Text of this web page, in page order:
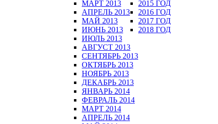
МАРТ 2013
АПРЕЛЬ 2013
МАЙ 2013
ИЮНЬ 2013
ИЮЛЬ 2013
АВГУСТ 2013
СЕНТЯБРЬ 2013
ОКТЯБРЬ 2013
НОЯБРЬ 2013
ДЕКАБРЬ 2013
ЯНВАРЬ 2014
ФЕВРАЛЬ 2014
МАРТ 2014
АПРЕЛЬ 2014
2015 ГОД
2016 ГОД
2017 ГОД
2018 ГОД